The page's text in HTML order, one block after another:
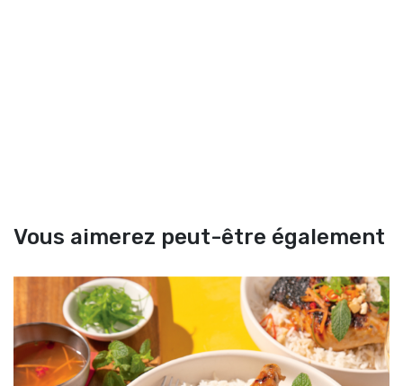
Vous aimerez peut-être également